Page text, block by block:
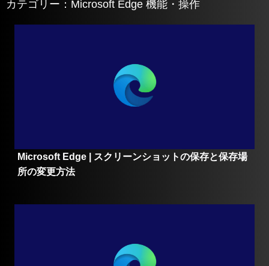
カテゴリー：Microsoft Edge 機能・操作
Microsoft Edge | スクリーンショットの保存と保存場
所の変更方法